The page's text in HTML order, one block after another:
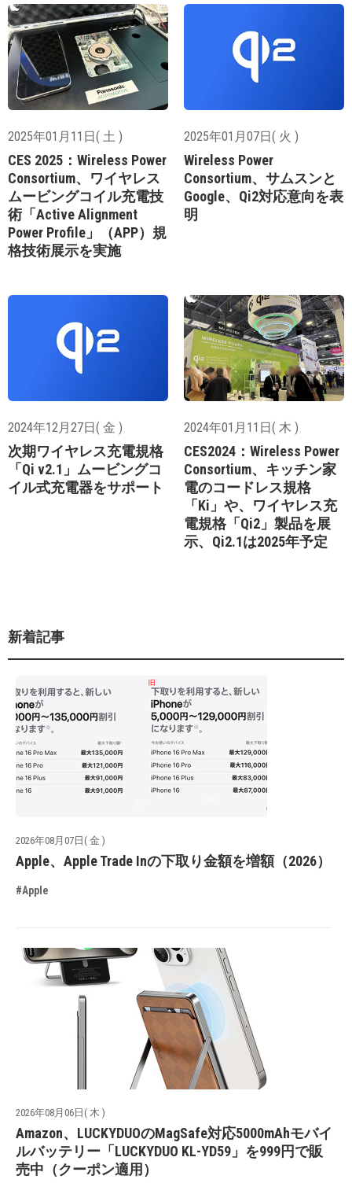
2025年01月11日( 土 )
CES 2025：Wireless Power
Consortium、ワイヤレス
ムービングコイル充電技
術「Active Alignment
Power Profile」（APP）規
格技術展示を実施
2025年01月07日( 火 )
Wireless Power
Consortium、サムスンと
Google、Qi2対応意向を表
明
2024年12月27日( 金 )
次期ワイヤレス充電規格
「Qi v2.1」ムービングコ
イル式充電器をサポート
2024年01月11日( 木 )
CES2024：Wireless Power
Consortium、キッチン家
電のコードレス規格
「Ki」や、ワイヤレス充
電規格「Qi2」製品を展
示、Qi2.1は2025年予定
新着記事
2026年08月07日( 金 )
Apple、Apple Trade Inの下取り金額を増額（2026）
#Apple
2026年08月06日( 木 )
Amazon、LUCKYDUOのMagSafe対応5000mAhモバイ
ルバッテリー「LUCKYDUO KL-YD59」を999円で販
売中（クーポン適用）